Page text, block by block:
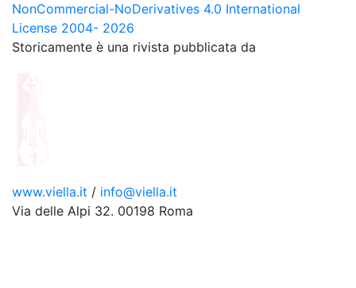
NonCommercial-NoDerivatives 4.0 International
License 2004- 2026
Storicamente è una rivista pubblicata da
www.viella.it / info@viella.it
Via delle Alpi 32. 00198 Roma